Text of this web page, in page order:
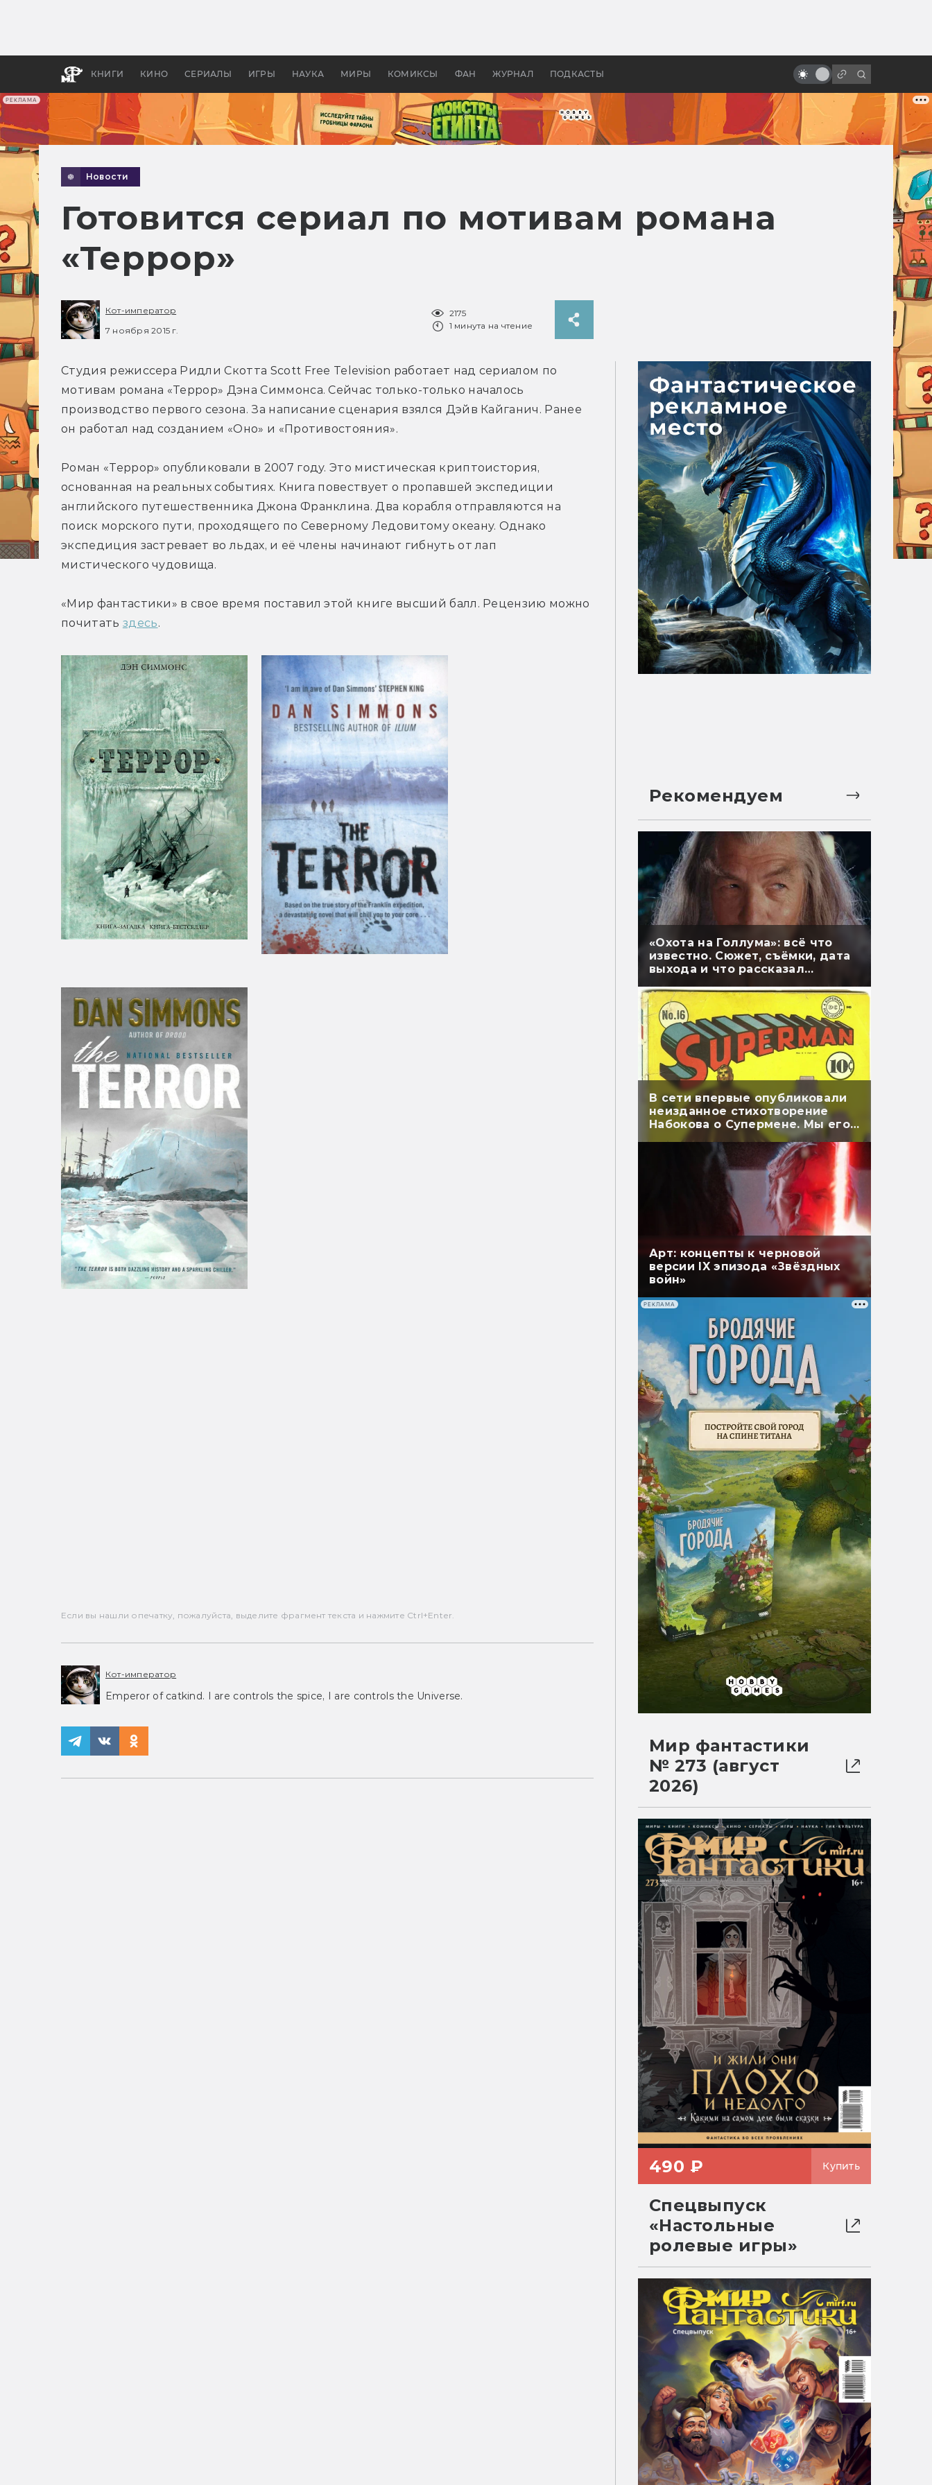
РЕКЛАМА
КНИГИ КИНО СЕРИАЛЫ ИГРЫ НАУКА МИРЫ КОМИКСЫ ФАН ЖУРНАЛ ПОДКАСТЫ
апокалипсис, в России —
бы «Властелина колец»
антиутопия про Маленького
Новости
Готовится сериал по мотивам романа
«Террор»
Кот-император
7 ноября 2015 г.
2175
1 минута на чтение
Студия режиссера Ридли Скотта Scott Free Television работает над сериалом по
мотивам романа «Террор» Дэна Симмонса. Сейчас только-только началось
производство первого сезона. За написание сценария взялся Дэйв Кайганич. Ранее
он работал над созданием «Оно» и «Противостояния».
Роман «Террор» опубликовали в 2007 году. Это мистическая криптоистория,
основанная на реальных событиях. Книга повествует о пропавшей экспедиции
английского путешественника Джона Франклина. Два корабля отправляются на
поиск морского пути, проходящего по Северному Ледовитому океану. Однако
экспедиция застревает во льдах, и её члены начинают гибнуть от лап
мистического чудовища.
«Мир фантастики» в свое время поставил этой книге высший балл. Рецензию можно
почитать здесь.
Если вы нашли опечатку, пожалуйста, выделите фрагмент текста и нажмите Ctrl+Enter.
Кот-император
Emperor of catkind. I are controls the spice, I are controls the Universe.
Рекомендуем
«Охота на Голлума»: всё что
известно. Сюжет, съёмки, дата
выхода и что рассказал
В сети впервые опубликовали
неизданное стихотворение
Набокова о Супермене. Мы его
перевели
Арт: концепты к черновой
версии IX эпизода «Звёздных
войн»
РЕКЛАМА
Мир фантастики
№ 273 (август
2026)
490 ₽ Купить
Спецвыпуск
«Настольные
ролевые игры»